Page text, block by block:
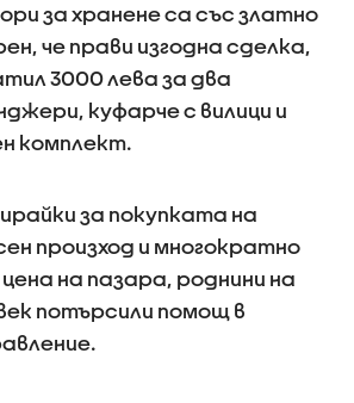
за хранене са със златно
че прави изгодна сделка,
3000 лева за два
куфарче с вилици и
комплект.
за покупката на
произход и многократно
на пазара, роднини на
потърсили помощ в